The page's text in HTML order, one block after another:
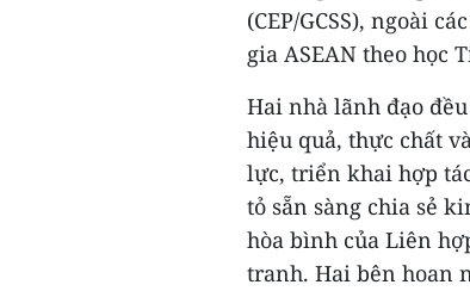
(CEP/GCSS), ngoài
gia ASEAN theo học
Hai nhà lãnh đạo
hiệu quả, thực chất
lực, triển khai hợp
tỏ sẵn sàng chia sẻ
hòa bình của Liên
tranh. Hai bên hoan